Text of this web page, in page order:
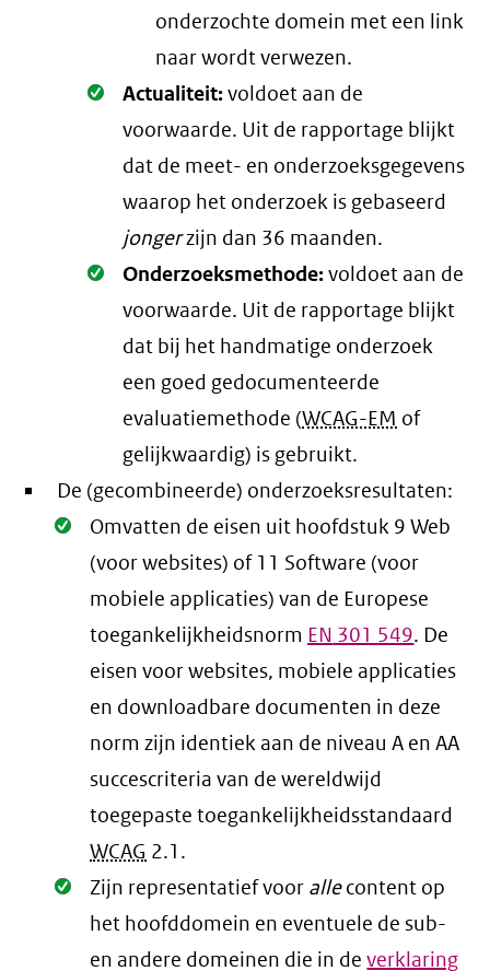
onderzochte domein met een link
naar wordt verwezen.
Oké.
Actualiteit:voldoet aan de
voorwaarde. Uit de rapportage blijkt
dat de meet- en onderzoeksgegevens
waarop het onderzoek is gebaseerd
jongerzijn dan 36 maanden.
Oké.
Onderzoeksmethode:voldoet aan de
voorwaarde. Uit de rapportage blijkt
dat bij het handmatige onderzoek
een goed gedocumenteerde
evaluatiemethode (WCAG-EM of
gelijkwaardig) is gebruikt.
De (gecombineerde) onderzoeksresultaten:
Oké.
Omvatten de eisen uit hoofdstuk 9 Web
(voor websites) of 11 Software (voor
mobiele applicaties) van de Europese
toegankelijkheidsnorm EN 301 549. De
eisen voor websites, mobiele applicaties
en downloadbare documenten in deze
norm zijn identiek aan de niveau A en AA
succescriteria van de wereldwijd
toegepaste toegankelijkheidsstandaard
WCAG 2.1 .
Oké.
Zijn representatief voor allecontent op
het hoofddomein en eventuele de sub-
en andere domeinen die in deverklaring